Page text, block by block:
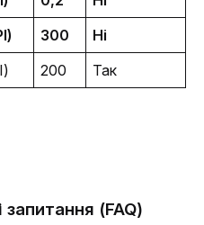
300
Ні
200 Так
запитання (FAQ)